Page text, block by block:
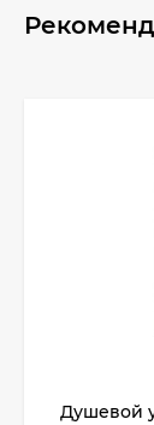
Душевой